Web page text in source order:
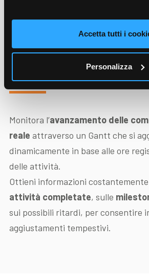
Accetta tutti i
Personalizza
commesse
Monitora l’avanzamento delle
reale attraverso un Gantt che si
dinamicamente in base alle ore
delle attività.
Ottieni informazioni
attività completate, sulle
sui possibili ritardi, per consentire
aggiustamenti tempestivi.